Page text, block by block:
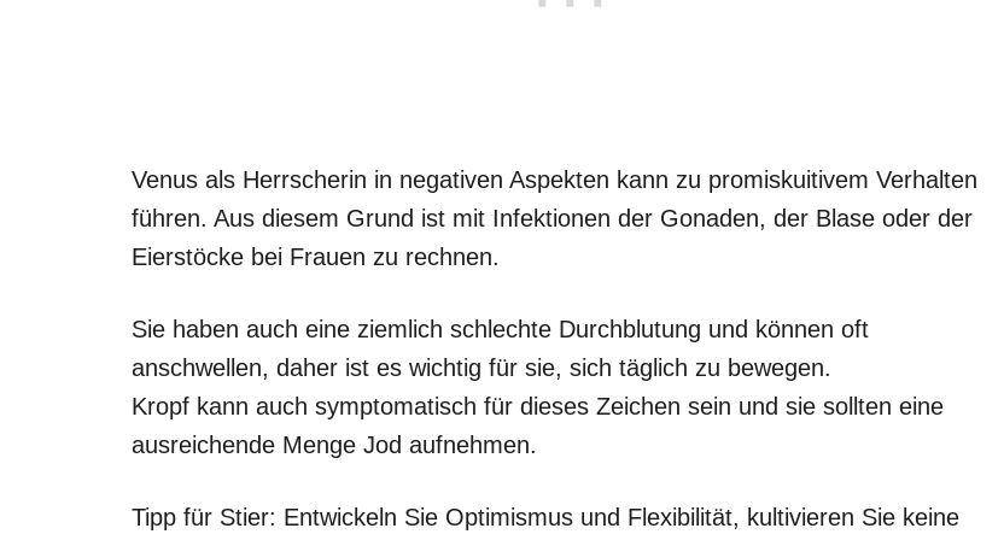
Venus als Herrscherin in negativen Aspekten kann zu promiskuitivem Verhalten
führen. Aus diesem Grund ist mit Infektionen der Gonaden, der Blase oder der
Eierstöcke bei Frauen zu rechnen.
Sie haben auch eine ziemlich schlechte Durchblutung und können oft
anschwellen, daher ist es wichtig für sie, sich täglich zu bewegen.
Kropf kann auch symptomatisch für dieses Zeichen sein und sie sollten eine
ausreichende Menge Jod aufnehmen.
Tipp für Stier: Entwickeln Sie Optimismus und Flexibilität, kultivieren Sie keine